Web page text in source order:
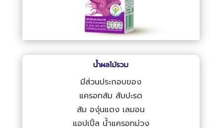
น้ำผลไม้รวม
มีส่วนประกอบของ
แครอทส้ม สับปะรด
แอปเปิ้ล น้ำแครอทม่วง
สั่งชุดของว่าง Puff & Pie
เวลา 08.00-19.00 โทร.02-235-8684
นอกเวลา โทร.085-062-2244,081-721-9281